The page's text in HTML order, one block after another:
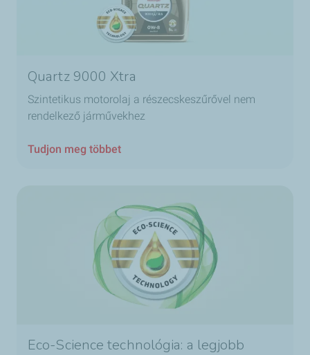
Quartz 9000 Xtra
Szintetikus motorolaj a részecskeszűrővel nem
rendelkező járművekhez
Tudjon meg többet
Eco-Science technológia: a legjobb